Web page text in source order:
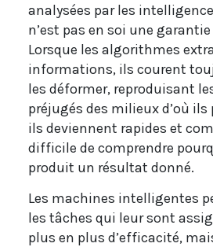
analysées par les
n’est pas en soi une
Lorsque les algorithmes
informations, ils courent
les déformer, reproduisant
préjugés des milieux d’où
ils deviennent rapides et
difficile de comprendre
produit un résultat donné.
Les machines intelligentes
les tâches qui leur sont
plus en plus d’efficacité,